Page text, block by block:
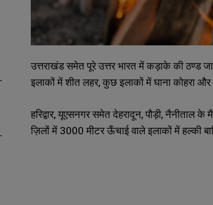
i
*
N
u
m
e
s
i
*
N
u
m
e
s
उत्तराखंड समेत पूरे उत्तर भारत में कड़ाके की ठण्ड
इलाकों में शीत लहर, कुछ इलाकों में घाना कोहरा और
हरिद्वार, यूएसनगर समेत देहरादून, पौड़ी, नैनीताल
ज़िलों में 3000 मीटर ऊँचाई वाले इलाकों में हल्की